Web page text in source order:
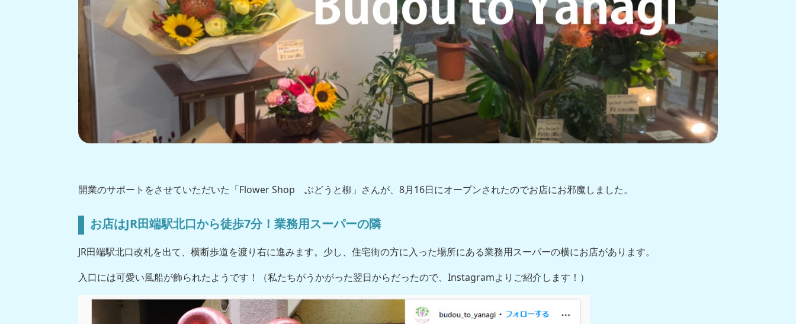
開業のサポートをさせていただいた「Flower Shop ぶどうと柳」さんが、8月16日にオープンされたのでお店にお邪魔しました。
お店はJR田端駅北口から徒歩7分！業務用スーパーの隣
JR田端駅北口改札を出て、横断歩道を渡り右に進みます。少し、住宅街の方に入った場所にある業務用スーパーの横にお店があります。
入口には可愛い風船が飾られたようです！（私たちがうかがった翌日からだったので、Instagramよりご紹介します！）